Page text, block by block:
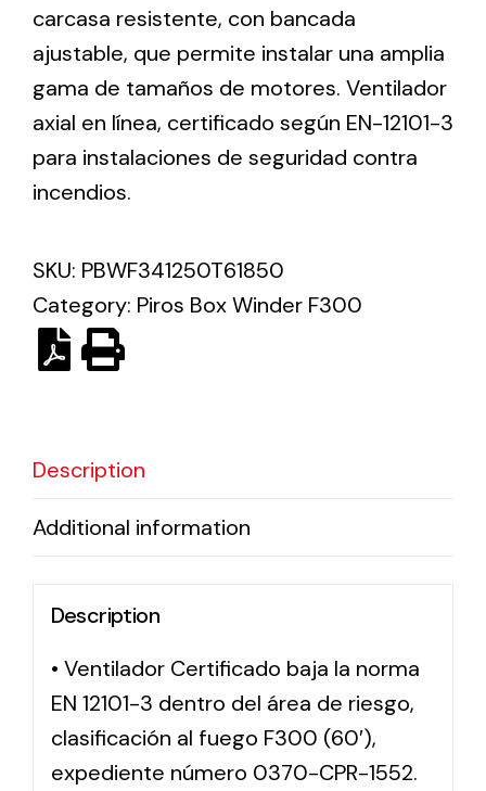
Solar lighting
Variety of solar solutions for all kinds of needs.
carcasa resistente, con bancada
ajustable, que permite instalar una amplia
gama de tamaños de motores. Ventilador
axial en línea, certificado según EN-12101-3
para instalaciones de seguridad contra
incendios.
SKU: PBWF341250T61850
Category: Piros Box Winder F300
Description
Additional information
Description
• Ventilador Certificado baja la norma
EN 12101-3 dentro del área de riesgo,
clasificación al fuego F300 (60′),
expediente número 0370-CPR-1552.